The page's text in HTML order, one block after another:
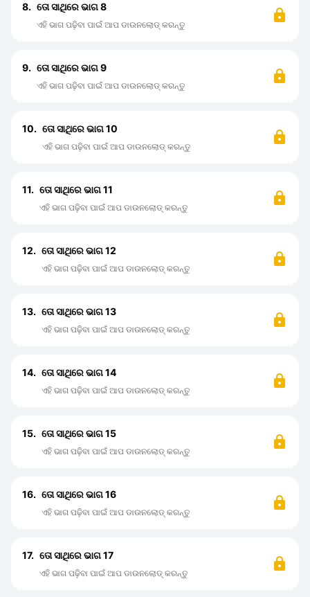
8. ତୋ ସାଥିରେ ଭାଗ 8
ଏହି ଭାଗ ପଢ଼ିବା ପାଇଁ ଆପ ଡାଉନଲୋଡ୍ କରନ୍ତୁ
9. ତୋ ସାଥିରେ ଭାଗ 9
ଏହି ଭାଗ ପଢ଼ିବା ପାଇଁ ଆପ ଡାଉନଲୋଡ୍ କରନ୍ତୁ
10. ତୋ ସାଥିରେ ଭାଗ 10
ଏହି ଭାଗ ପଢ଼ିବା ପାଇଁ ଆପ ଡାଉନଲୋଡ୍ କରନ୍ତୁ
11. ତୋ ସାଥିରେ ଭାଗ 11
ଏହି ଭାଗ ପଢ଼ିବା ପାଇଁ ଆପ ଡାଉନଲୋଡ୍ କରନ୍ତୁ
12. ତୋ ସାଥିରେ ଭାଗ 12
ଏହି ଭାଗ ପଢ଼ିବା ପାଇଁ ଆପ ଡାଉନଲୋଡ୍ କରନ୍ତୁ
13. ତୋ ସାଥିରେ ଭାଗ 13
ଏହି ଭାଗ ପଢ଼ିବା ପାଇଁ ଆପ ଡାଉନଲୋଡ୍ କରନ୍ତୁ
14. ତୋ ସାଥିରେ ଭାଗ 14
ଏହି ଭାଗ ପଢ଼ିବା ପାଇଁ ଆପ ଡାଉନଲୋଡ୍ କରନ୍ତୁ
15. ତୋ ସାଥିରେ ଭାଗ 15
ଏହି ଭାଗ ପଢ଼ିବା ପାଇଁ ଆପ ଡାଉନଲୋଡ୍ କରନ୍ତୁ
16. ତୋ ସାଥିରେ ଭାଗ 16
ଏହି ଭାଗ ପଢ଼ିବା ପାଇଁ ଆପ ଡାଉନଲୋଡ୍ କରନ୍ତୁ
17. ତୋ ସାଥିରେ ଭାଗ 17
ଏହି ଭାଗ ପଢ଼ିବା ପାଇଁ ଆପ ଡାଉନଲୋଡ୍ କରନ୍ତୁ